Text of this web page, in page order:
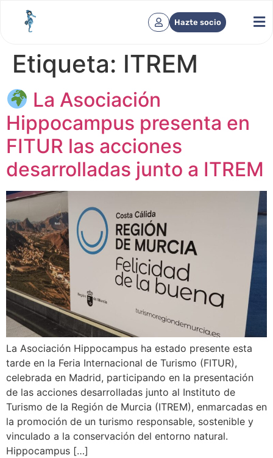
Hazte socio
Etiqueta: ITREM
La Asociación
Hippocampus presenta en
FITUR las acciones
desarrolladas junto a ITREM
La Asociación Hippocampus ha estado presente esta
tarde en la Feria Internacional de Turismo (FITUR),
celebrada en Madrid, participando en la presentación
de las acciones desarrolladas junto al Instituto de
Turismo de la Región de Murcia (ITREM), enmarcadas en
la promoción de un turismo responsable, sostenible y
vinculado a la conservación del entorno natural.
Hippocampus […]